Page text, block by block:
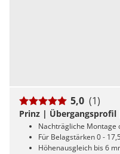
5,0 (1)
Prinz |
Nachträgliche Montage
Für Belagstärken 0 -
Höhenausgleich bis 6